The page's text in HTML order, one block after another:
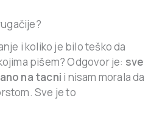
i koliko je bilo teško da
pišem? Odgovor je: sve
na tacni i nisam morala da
Sve je to